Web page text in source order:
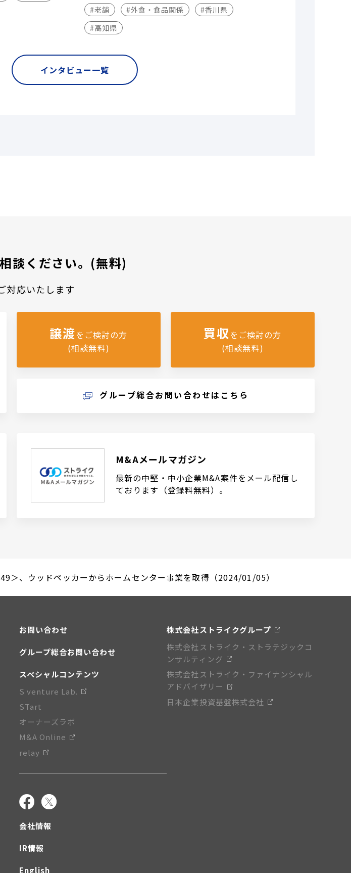
#老舗
#外食・食品関係
#香川県
#高知県
インタビュー一覧
談ください。(無料)
対応いたします
譲渡をご検討の方
(相談無料)
買収をご検討の方
(相談無料)
グループ総合お問い合わせはこちら
M&Aメールマガジン
最新の中堅・中小企業M&A案件をメール配信し
ております（登録料無料）。
＞、ウッドペッカーからホームセンター事業を取得（2024/01/05）
お問い合わせ
グループ総合お問い合わせ
スペシャルコンテンツ
S venture Lab.
STart
オーナーズラボ
M&A Online
relay
会社情報
IR情報
English
株式会社ストライクグループ
株式会社ストライク・ストラテジックコ
ンサルティング
株式会社ストライク・ファイナンシャル
アドバイザリー
日本企業投資基盤株式会社